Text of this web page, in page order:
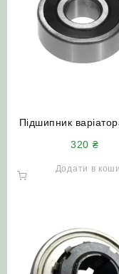
Підшипник
320 ₴
Додати в